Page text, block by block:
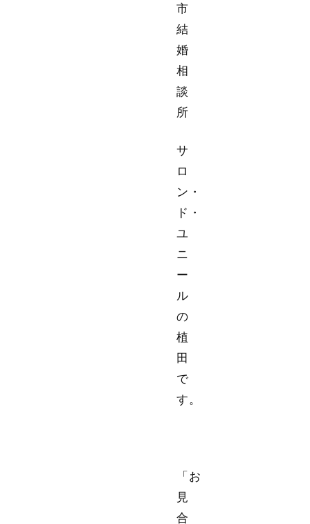
市
結
婚
相
談
所
サ
ロ
ン・
ド・
ユ
ニ
ー
ル
の
植
田
で
す。
「お
見
合